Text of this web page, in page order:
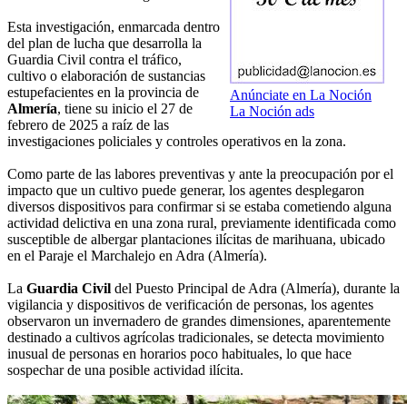
Anúnciate en La Noción
La Noción ads
Esta investigación, enmarcada dentro
del plan de lucha que desarrolla la
Guardia Civil contra el tráfico,
cultivo o elaboración de sustancias
estupefacientes en la provincia de
Almería, tiene su inicio el 27 de
febrero de 2025 a raíz de las
investigaciones policiales y controles operativos en la zona.
Como parte de las labores preventivas y ante la preocupación por el
impacto que un cultivo puede generar, los agentes desplegaron
diversos dispositivos para confirmar si se estaba cometiendo alguna
actividad delictiva en una zona rural, previamente identificada como
susceptible de albergar plantaciones ilícitas de marihuana, ubicado
en el Paraje el Marchalejo en Adra (Almería).
La Guardia Civil del Puesto Principal de Adra (Almería), durante la
vigilancia y dispositivos de verificación de personas, los agentes
observaron un invernadero de grandes dimensiones, aparentemente
destinado a cultivos agrícolas tradicionales, se detecta movimiento
inusual de personas en horarios poco habituales, lo que hace
sospechar de una posible actividad ilícita.